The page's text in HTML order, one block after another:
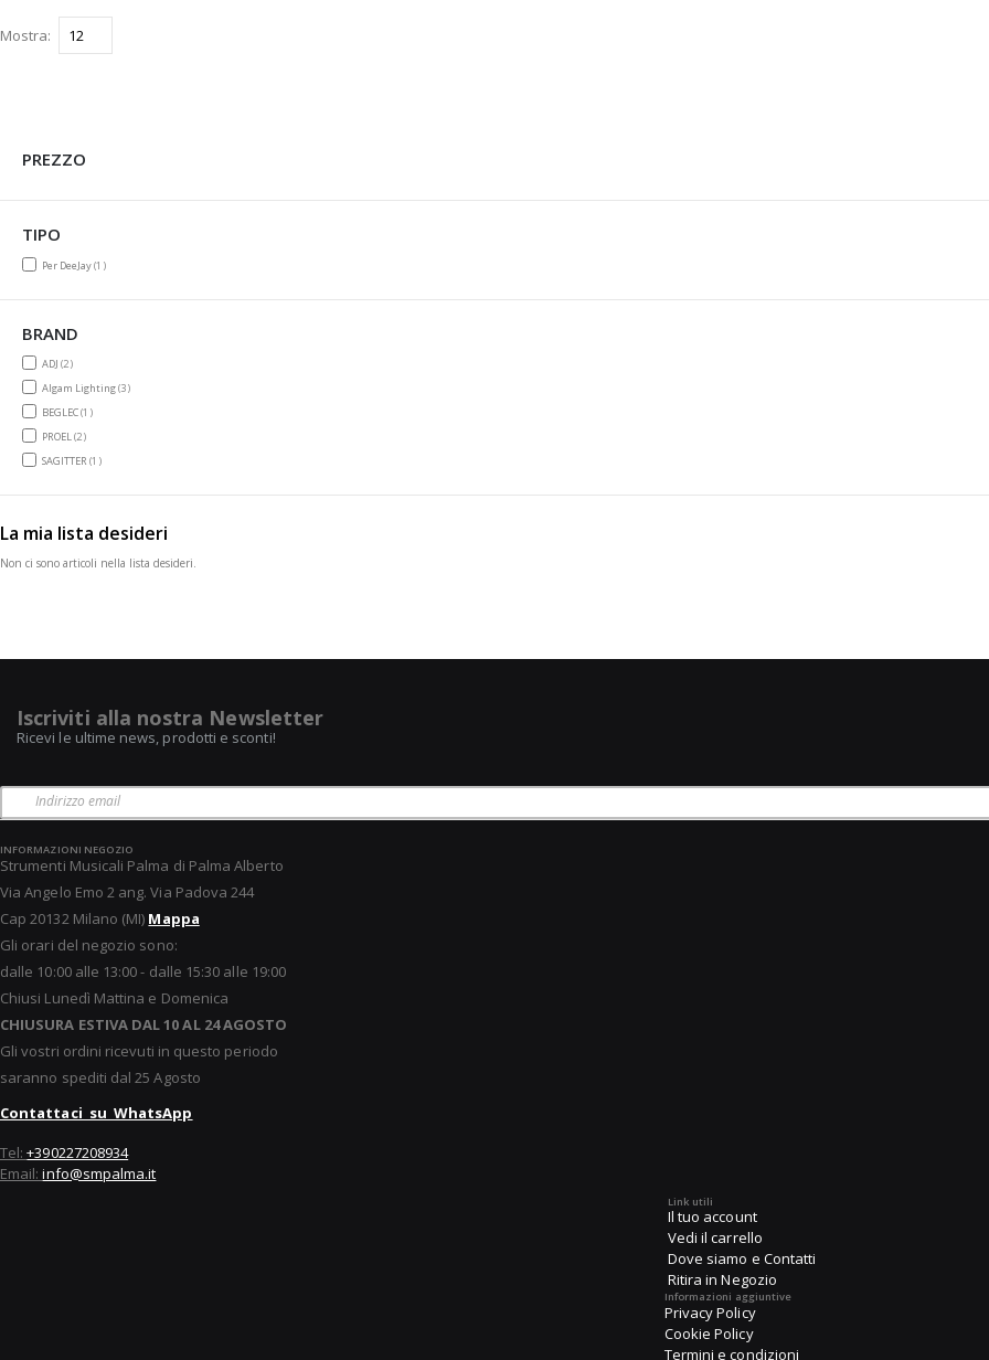
Mostra
PREZZO
TIPO
Per DeeJay1item
BRAND
ADJ2items
Algam Lighting 3items
BEGLEC1item
PROEL2items
SAGITTER1item
La mia lista desideri
Non ci sono articoli nella lista desideri.
Iscriviti alla nostra Newsletter
Ricevi le ultime news, prodotti e sconti!
INFORMAZIONI NEGOZIO
Strumenti Musicali Palma di Palma Alberto
Via Angelo Emo 2 ang. Via Padova 244
Cap 20132 Milano (MI) Mappa
Gli orari del negozio sono:
dalle 10:00 alle 13:00 - dalle 15:30 alle 19:00
Chiusi Lunedì Mattina e Domenica
CHIUSURA ESTIVA DAL 10 AL 24 AGOSTO
Gli vostri ordini ricevuti in questo periodo
saranno spediti dal 25 Agosto
Contattaci su WhatsApp
Tel:+390227208934
Email:info@smpalma.it
Link utili
Il tuo account
Vedi il carrello
Dove siamo e Contatti
Ritira in Negozio
Informazioni aggiuntive
Privacy Policy
Cookie Policy
Termini e condizioni